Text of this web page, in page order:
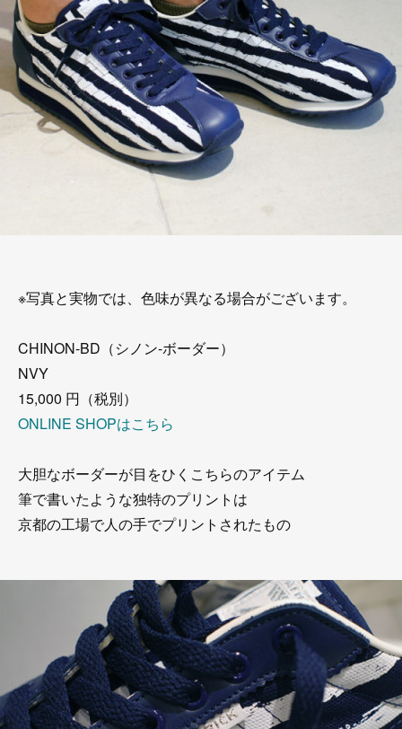
※写真と実物では、色味が異なる場合がございます。
CHINON-BD（シノン-ボーダー）
NVY
15,000 円（税別）
ONLINE SHOPはこちら
大胆なボーダーが目をひくこちらのアイテム
筆で書いたような独特のプリントは
京都の工場で人の手でプリントされたもの